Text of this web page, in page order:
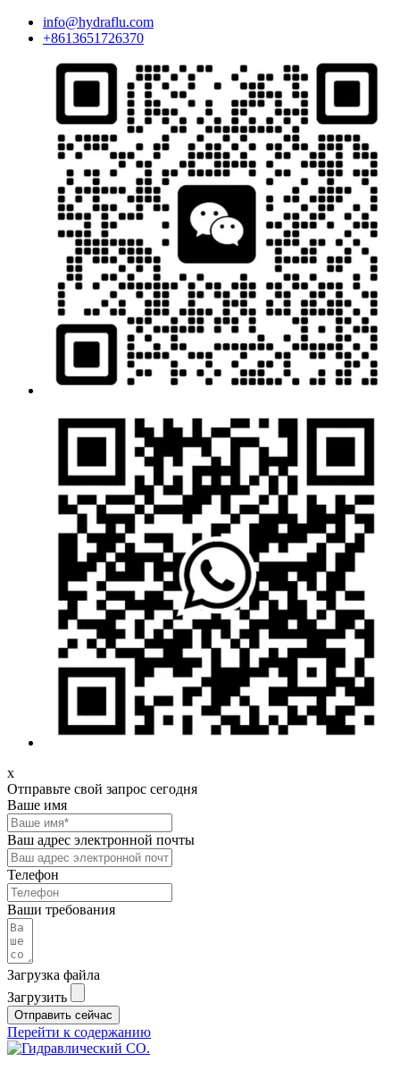
info@hydraflu.com
+8613651726370
х
Отправьте свой запрос сегодня
Ваше имя
Ваш адрес электронной почты
Телефон
Ваши требования
Загрузка файла
Загрузить
Отправить сейчас
Перейти к содержанию